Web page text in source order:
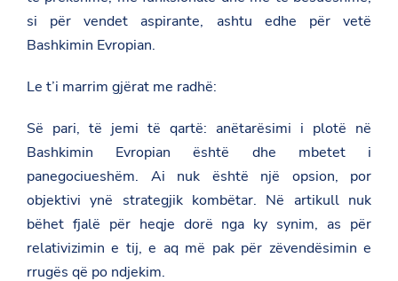
si për vendet aspirante, ashtu edhe për vetë
Bashkimin Evropian.
Le t’i marrim gjërat me radhë:
Së pari, të jemi të qartë: anëtarësimi i plotë në
Bashkimin Evropian është dhe mbetet i
panegociueshëm. Ai nuk është një opsion, por
objektivi ynë strategjik kombëtar. Në artikull nuk
bëhet fjalë për heqje dorë nga ky synim, as për
relativizimin e tij, e aq më pak për zëvendësimin e
rrugës që po ndjekim.